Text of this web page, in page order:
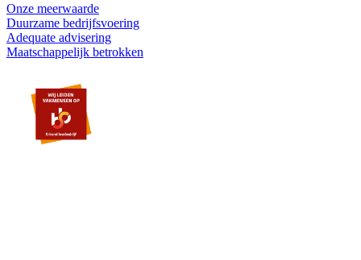
Onze meerwaarde
Duurzame bedrijfsvoering
Adequate advisering
Maatschappelijk betrokken